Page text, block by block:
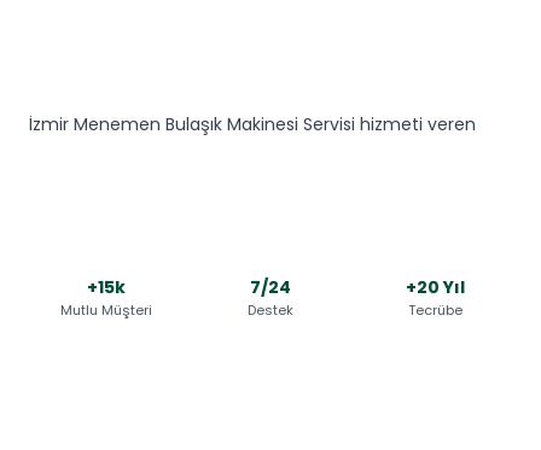
İzmir Menemen Bulaşık Makinesi Servisi hizmeti veren
+15k
Mutlu Müşteri
7/24
Destek
+20 Yıl
Tecrübe